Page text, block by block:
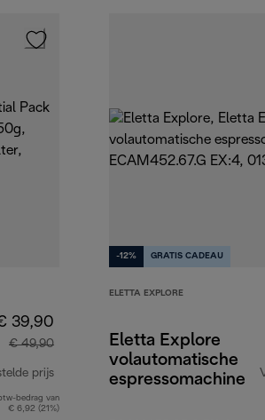
39,90
€ 49,90
prijs
originele prijs € 49,90
bedrag van
€ 6,92 (21%)
-12% GRATIS CADEAU
ELETTA EXPLORE
Eletta Explore
volautomatische
espressomachine